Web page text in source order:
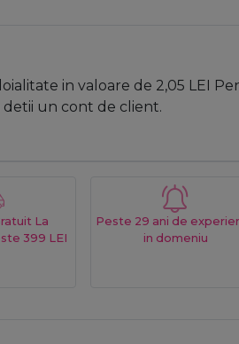
in valoare de 2,05 LEI
un cont de client.
La
399 LEI
Peste 29 ani de
in domeniu